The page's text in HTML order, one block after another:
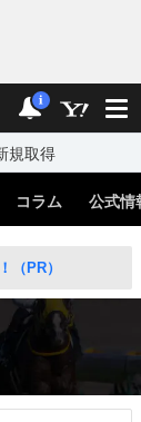
検索 通知
i
規取得
コラム 公式情
（PR）